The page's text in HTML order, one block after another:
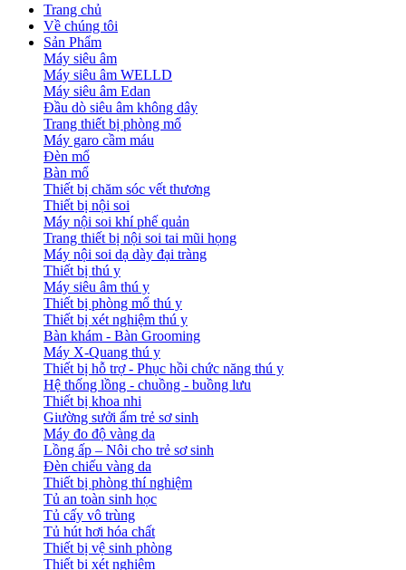
Trang chủ
Về chúng tôi
Sản Phẩm
Máy siêu âm
Máy siêu âm WELLD
Máy siêu âm Edan
Đầu dò siêu âm không dây
Trang thiết bị phòng mổ
Máy garo cầm máu
Đèn mổ
Bàn mổ
Thiết bị chăm sóc vết thương
Thiết bị nội soi
Máy nội soi khí phế quản
Trang thiết bị nội soi tai mũi họng
Máy nội soi dạ dày đại tràng
Thiết bị thú y
Máy siêu âm thú y
Thiết bị phòng mổ thú y
Thiết bị xét nghiệm thú y
Bàn khám - Bàn Grooming
Máy X-Quang thú y
Thiết bị hỗ trợ - Phục hồi chức năng thú y
Hệ thống lồng - chuồng - buồng lưu
Thiết bị khoa nhi
Giường sưởi ấm trẻ sơ sinh
Máy đo độ vàng da
Lồng ấp – Nôi cho trẻ sơ sinh
Đèn chiếu vàng da
Thiết bị phòng thí nghiệm
Tủ an toàn sinh học
Tủ cấy vô trùng
Tủ hút hơi hóa chất
Thiết bị vệ sinh phòng
Thiết bị xét nghiệm